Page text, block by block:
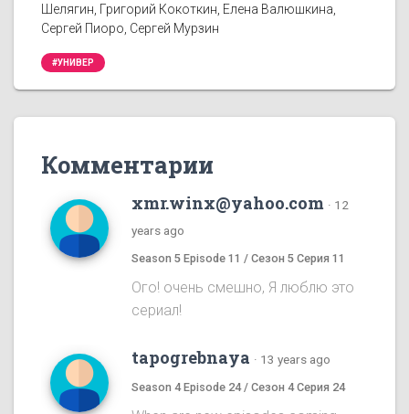
Шелягин, Григорий Кокоткин, Елена Валюшкина,
Сергей Пиоро, Сергей Мурзин
#УНИВЕР
Комментарии
xmr.winx@yahoo.com · 12
years ago
Season 5 Episode 11 / Сезон 5 Серия 11
Ого! очень смешно, Я люблю это
сериал!
tapogrebnaya · 13 years ago
Season 4 Episode 24 / Сезон 4 Серия 24